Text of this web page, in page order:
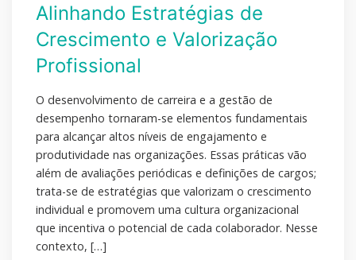
Alinhando Estratégias de
Crescimento e Valorização
Profissional
O desenvolvimento de carreira e a gestão de
desempenho tornaram-se elementos fundamentais
para alcançar altos níveis de engajamento e
produtividade nas organizações. Essas práticas vão
além de avaliações periódicas e definições de cargos;
trata-se de estratégias que valorizam o crescimento
individual e promovem uma cultura organizacional
que incentiva o potencial de cada colaborador. Nesse
contexto, […]